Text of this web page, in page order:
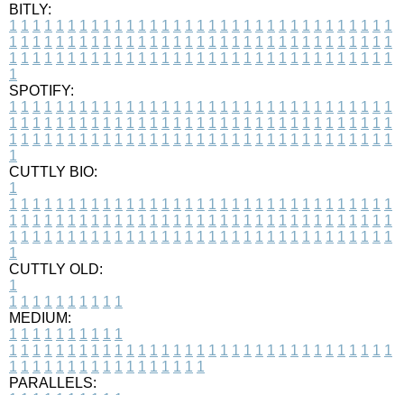
BITLY:
1 1 1 1 1 1 1 1 1 1 1 1 1 1 1 1 1 1 1 1 1 1 1 1 1 1 1 1 1 1 1 1 1
1 1 1 1 1 1 1 1 1 1 1 1 1 1 1 1 1 1 1 1 1 1 1 1 1 1 1 1 1 1 1 1 1
1 1 1 1 1 1 1 1 1 1 1 1 1 1 1 1 1 1 1 1 1 1 1 1 1 1 1 1 1 1 1 1 1
1
SPOTIFY:
1 1 1 1 1 1 1 1 1 1 1 1 1 1 1 1 1 1 1 1 1 1 1 1 1 1 1 1 1 1 1 1 1
1 1 1 1 1 1 1 1 1 1 1 1 1 1 1 1 1 1 1 1 1 1 1 1 1 1 1 1 1 1 1 1 1
1 1 1 1 1 1 1 1 1 1 1 1 1 1 1 1 1 1 1 1 1 1 1 1 1 1 1 1 1 1 1 1 1
1
CUTTLY BIO:
1
1 1 1 1 1 1 1 1 1 1 1 1 1 1 1 1 1 1 1 1 1 1 1 1 1 1 1 1 1 1 1 1 1
1 1 1 1 1 1 1 1 1 1 1 1 1 1 1 1 1 1 1 1 1 1 1 1 1 1 1 1 1 1 1 1 1
1 1 1 1 1 1 1 1 1 1 1 1 1 1 1 1 1 1 1 1 1 1 1 1 1 1 1 1 1 1 1 1 1
1
CUTTLY OLD:
1
1 1 1 1 1 1 1 1 1 1
MEDIUM:
1 1 1 1 1 1 1 1 1 1
1 1 1 1 1 1 1 1 1 1 1 1 1 1 1 1 1 1 1 1 1 1 1 1 1 1 1 1 1 1 1 1 1
1 1 1 1 1 1 1 1 1 1 1 1 1 1 1 1 1
PARALLELS: